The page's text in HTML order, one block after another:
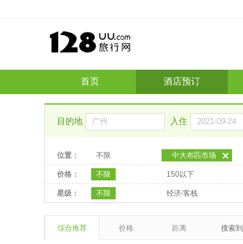
首页 酒店预订
目的地 入住
位置： 不限 中大布匹市场
价格： 不限 150以下
星级： 不限 经济/客栈
综合推荐 价格 距离 搜索到